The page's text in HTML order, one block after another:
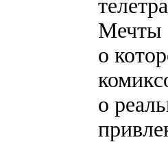
Мечты
о
о